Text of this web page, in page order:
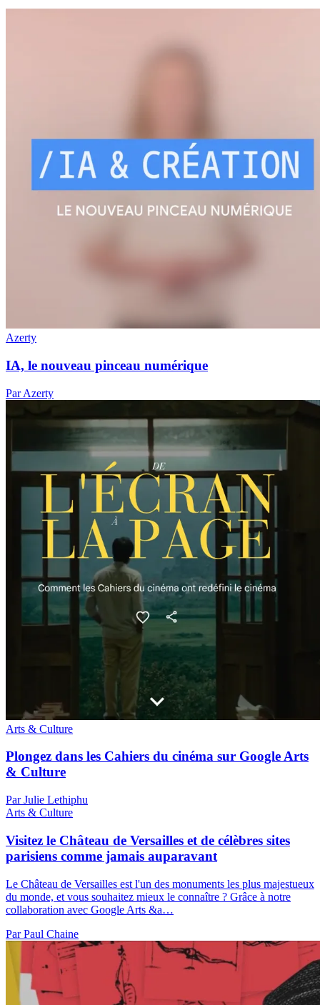
Azerty
IA, le nouveau pinceau numérique
Par Azerty
Arts & Culture
Plongez dans les Cahiers du cinéma sur Google Arts
& Culture
Par Julie Lethiphu
Arts & Culture
Visitez le Château de Versailles et de célèbres sites
parisiens comme jamais auparavant
Le Château de Versailles est l'un des monuments les plus majestueux
du monde, et vous souhaitez mieux le connaître ? Grâce à notre
collaboration avec Google Arts &a…
Par Paul Chaine